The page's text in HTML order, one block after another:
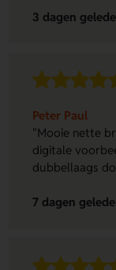
3 dagen
Peter Paul
"Mooie nette
digitale
dubbellaags
7 dagen